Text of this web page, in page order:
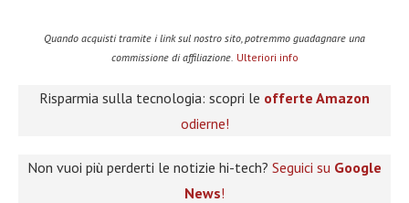
Quando acquisti tramite i link sul nostro sito, potremmo guadagnare una
commissione di affiliazione. Ulteriori info
Risparmia sulla tecnologia: scopri le offerte Amazon
odierne!
Non vuoi più perderti le notizie hi-tech? Seguici su Google
News!